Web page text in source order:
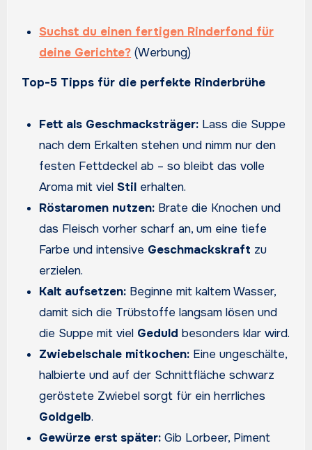
Suchst du einen fertigen Rinderfond für
deine Gerichte? (Werbung)
Top-5 Tipps für die perfekte Rinderbrühe
Fett als Geschmacksträger: Lass die Suppe
nach dem Erkalten stehen und nimm nur den
festen Fettdeckel ab – so bleibt das volle
Aroma mit vielStil erhalten.
Röstaromen nutzen: Brate die Knochen und
das Fleisch vorher scharf an, um eine tiefe
Farbe und intensive Geschmackskraft zu
erzielen.
Kalt aufsetzen: Beginne mit kaltem Wasser,
damit sich die Trübstoffe langsam lösen und
die Suppe mit viel Geduld besonders klar wird.
Zwiebelschale mitkochen: Eine ungeschälte,
halbierte und auf der Schnittfläche schwarz
geröstete Zwiebel sorgt für ein herrliches
Goldgelb.
Gewürze erst später: Gib Lorbeer, Piment